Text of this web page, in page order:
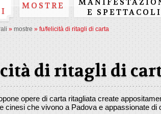
MOSTRE
E SPETTACOLI
» mostre » fu/felicità di ritagli di carta
di ritagli di
opere di carta ritagliata create
cinesi che vivono a Padova e appassionate di